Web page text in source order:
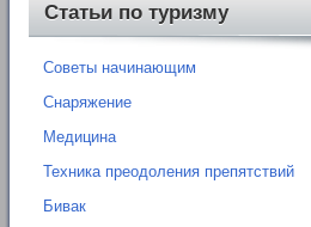
Статьи по туризму
Советы начинающим
Снаряжение
Медицина
Техника преодоления препятствий
Бивак